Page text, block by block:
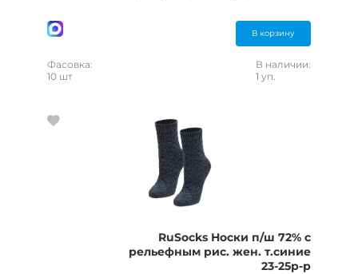
В корзину
Фасовка:
10 шт
В наличии:
1 уп.
RuSocks Носки п/ш 72% с
рельефным рис. жен. т.синие
23-25р-р